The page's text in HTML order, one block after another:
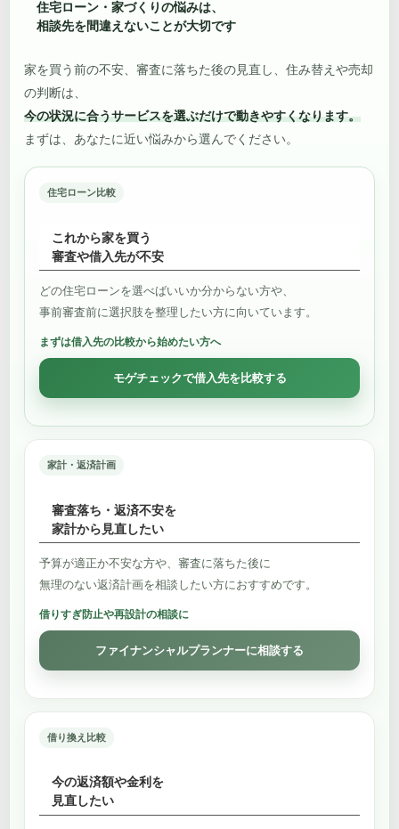
住宅ローン・家づくりの悩みは、
相談先を間違えないことが大切です
家を買う前の不安、審査に落ちた後の見直し、住み替えや売却
の判断は、
今の状況に合うサービスを選ぶだけで動きやすくなります。
まずは、あなたに近い悩みから選んでください。
住宅ローン比較
これから家を買う
審査や借入先が不安
どの住宅ローンを選べばいいか分からない方や、
事前審査前に選択肢を整理したい方に向いています。
まずは借入先の比較から始めたい方へ
モゲチェックで借入先を比較する
家計・返済計画
審査落ち・返済不安を
家計から見直したい
予算が適正か不安な方や、審査に落ちた後に
無理のない返済計画を相談したい方におすすめです。
借りすぎ防止や再設計の相談に
ファイナンシャルプランナーに相談する
借り換え比較
今の返済額や金利を
見直したい